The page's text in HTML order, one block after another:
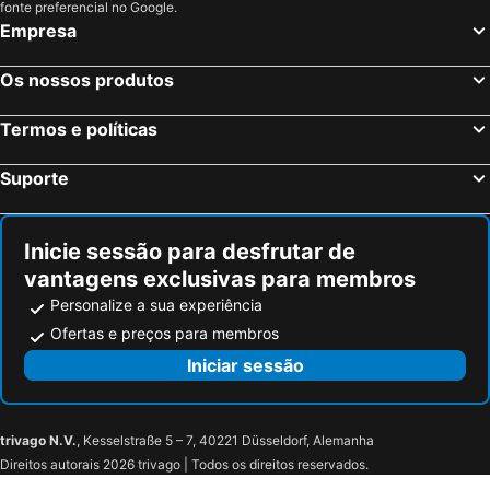
Berlim, Berlim Hotéis
Dusseldorf, Renânia do Norte-Vestfália Hotéis
Stuttgart, Bade-Vurtemberga Hotéis
Nuremberga, Baviera Hotéis
fonte preferencial no Google.
Empresa
Os nossos produtos
Termos e políticas
Suporte
Inicie sessão para desfrutar de
vantagens exclusivas para membros
Personalize a sua experiência
Ofertas e preços para membros
Iniciar sessão
trivago N.V., Kesselstraße 5 – 7, 40221 Düsseldorf, Alemanha
Direitos autorais 2026 trivago | Todos os direitos reservados.